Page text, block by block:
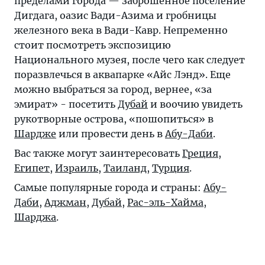
Дигдага, оазис Вади-Азима и гробницы
железного века в Вади-Кавр. Непременно
стоит посмотреть экспозицию
Национального музея, после чего как следует
поразвлечься в аквапарке «Айс Лэнд». Еще
можно выбраться за город, вернее, «за
эмират» - посетить Дубай и воочию увидеть
рукотворные острова, «пошопиться» в
Шардже или провести день в Абу-Даби.
Вас также могут заинтересовать Греция,
Египет, Израиль, Таиланд, Турция.
Самые популярные города и страны: Абу-
Даби, Аджман, Дубай, Рас-эль-Хайма,
Шарджа.